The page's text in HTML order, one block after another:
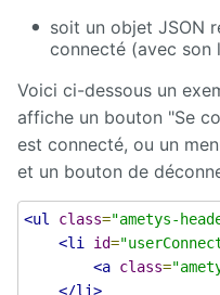
Releases
soit un objet JSON
connecté (avec son
Voici ci-dessous un
affiche un bouton "Se
est connecté, ou un
et un bouton de
<ul class="ametys-
<li
id=
<a class=
</li>